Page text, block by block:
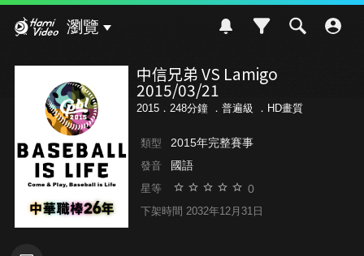
瀏覽
中信兄弟 VS Lamigo
2015/03/21
2015．248分鐘 ． 普遍級 ．HD畫質
類型 2015年完整賽事
發音 國語
星等 0
下架時間 2032年12月31日